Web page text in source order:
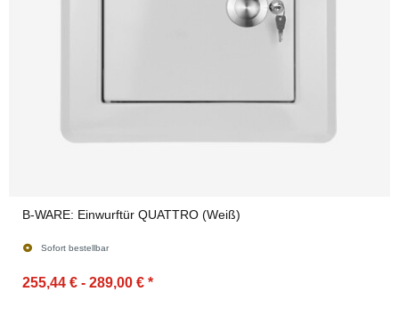
B-WARE: Einwurftür QUATTRO (Weiß)
Sofort bestellbar
255,44 € - 289,00 € *